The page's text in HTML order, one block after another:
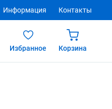
Информация Контакты
Избранное Корзина